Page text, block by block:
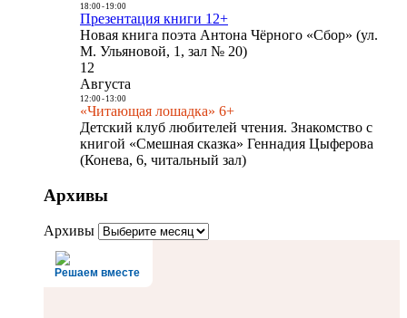
18:00- 19:00
Презентация книги 12+
Новая книга поэта Антона Чёрного «Сбор» (ул.
М. Ульяновой, 1, зал № 20)
12
Августа
12:00- 13:00
«Читающая лошадка» 6+
Детский клуб любителей чтения. Знакомство с
книгой «Смешная сказка» Геннадия Цыферова
(Конева, 6, читальный зал)
Архивы
Архивы
Решаем вместе